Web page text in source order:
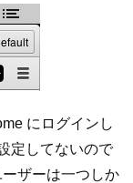
にログインし
定してないので
ザーは一つしか